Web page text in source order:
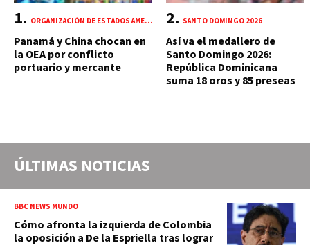
ORGANIZACIÓN DE ESTADOS AMERICANOS (OEA)
Panamá y China chocan en
la OEA por conflicto
portuario y mercante
SANTO DOMINGO 2026
Así va el medallero de
Santo Domingo 2026:
República Dominicana
suma 18 oros y 85 preseas
ÚLTIMAS NOTICIAS
BBC NEWS MUNDO
Cómo afronta la izquierda de Colombia
la oposición a De la Espriella tras lograr